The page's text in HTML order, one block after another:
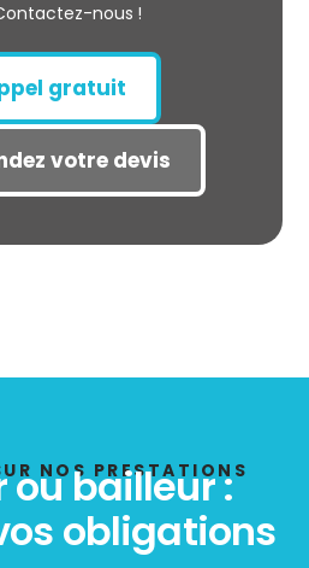
nous !
gratuit
votre devis
NOS PRESTATIONS
ou bailleur :
obligations